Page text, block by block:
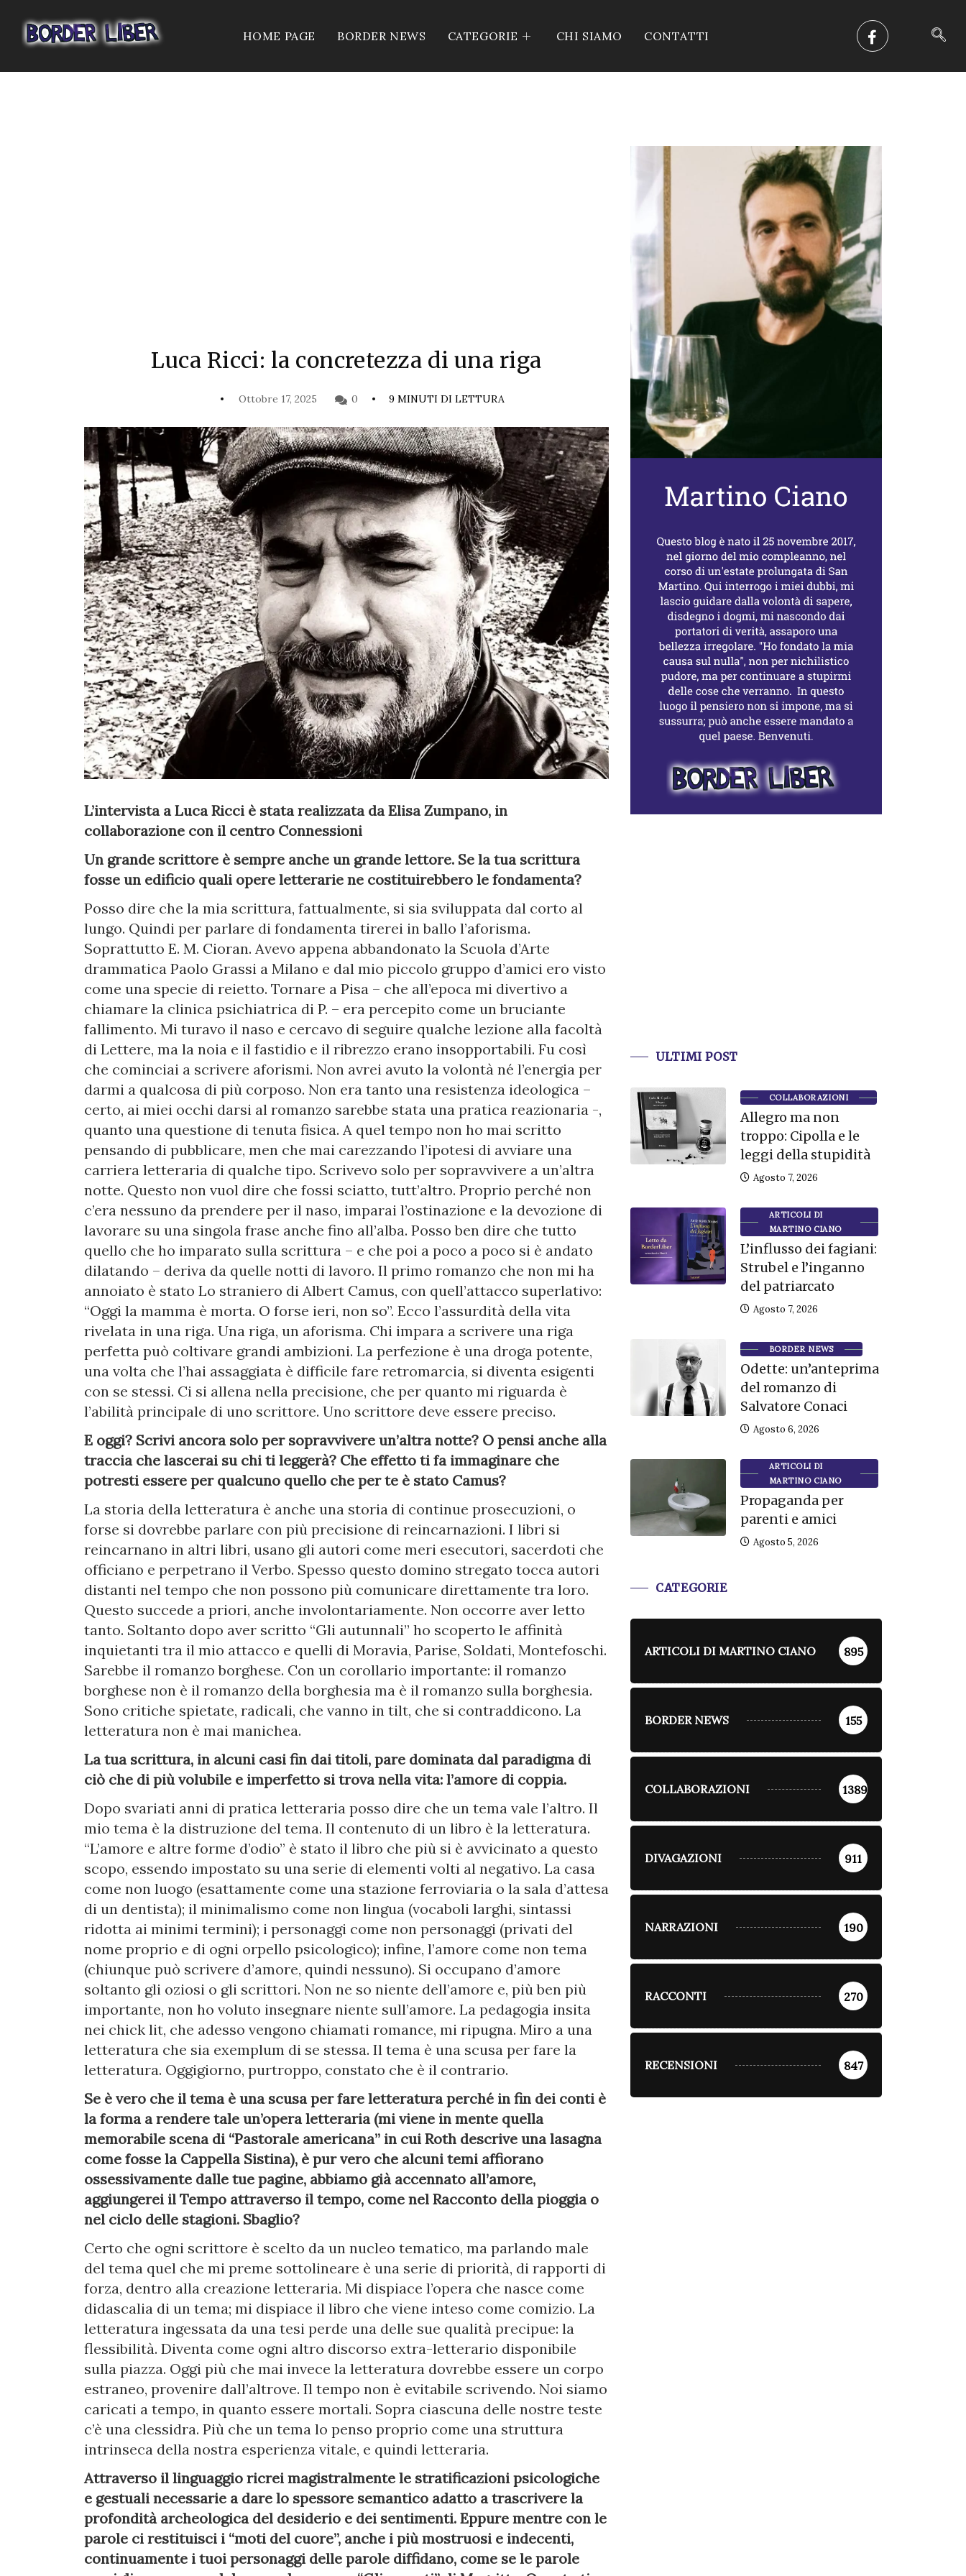
HOME PAGE BORDER NEWS CATEGORIE CHI SIAMO CONTATTI
Luca Ricci: la concretezza di una riga
Ottobre 17, 2025 0 9 MINUTI DI LETTURA
L’intervista a Luca Ricci è stata realizzata da Elisa Zumpano, in
collaborazione con il centro Connessioni
Un grande scrittore è sempre anche un grande lettore. Se la tua scrittura
fosse un edificio quali opere letterarie ne costituirebbero le fondamenta?
Posso dire che la mia scrittura, fattualmente, si sia sviluppata dal corto al
lungo. Quindi per parlare di fondamenta tirerei in ballo l’aforisma.
Soprattutto E. M. Cioran. Avevo appena abbandonato la Scuola d’Arte
drammatica Paolo Grassi a Milano e dal mio piccolo gruppo d’amici ero visto
come una specie di reietto. Tornare a Pisa – che all’epoca mi divertivo a
chiamare la clinica psichiatrica di P. – era percepito come un bruciante
fallimento. Mi turavo il naso e cercavo di seguire qualche lezione alla facoltà
di Lettere, ma la noia e il fastidio e il ribrezzo erano insopportabili. Fu così
che cominciai a scrivere aforismi. Non avrei avuto la volontà né l’energia per
darmi a qualcosa di più corposo. Non era tanto una resistenza ideologica –
certo, ai miei occhi darsi al romanzo sarebbe stata una pratica reazionaria -,
quanto una questione di tenuta fisica. A quel tempo non ho mai scritto
pensando di pubblicare, men che mai carezzando l’ipotesi di avviare una
carriera letteraria di qualche tipo. Scrivevo solo per sopravvivere a un’altra
notte. Questo non vuol dire che fossi sciatto, tutt’altro. Proprio perché non
c’era nessuno da prendere per il naso, imparai l’ostinazione e la devozione di
lavorare su una singola frase anche fino all’alba. Posso ben dire che tutto
quello che ho imparato sulla scrittura – e che poi a poco a poco si è andato
dilatando – deriva da quelle notti di lavoro. Il primo romanzo che non mi ha
annoiato è stato Lo straniero di Albert Camus, con quell’attacco superlativo:
“Oggi la mamma è morta. O forse ieri, non so”. Ecco l’assurdità della vita
rivelata in una riga. Una riga, un aforisma. Chi impara a scrivere una riga
perfetta può coltivare grandi ambizioni. La perfezione è una droga potente,
una volta che l’hai assaggiata è difficile fare retromarcia, si diventa esigenti
con se stessi. Ci si allena nella precisione, che per quanto mi riguarda è
l’abilità principale di uno scrittore. Uno scrittore deve essere preciso.
E oggi? Scrivi ancora solo per sopravvivere un’altra notte? O pensi anche alla
traccia che lascerai su chi ti leggerà? Che effetto ti fa immaginare che
potresti essere per qualcuno quello che per te è stato Camus?
La storia della letteratura è anche una storia di continue prosecuzioni, o
forse si dovrebbe parlare con più precisione di reincarnazioni. I libri si
reincarnano in altri libri, usano gli autori come meri esecutori, sacerdoti che
officiano e perpetrano il Verbo. Spesso questo domino stregato tocca autori
distanti nel tempo che non possono più comunicare direttamente tra loro.
Questo succede a priori, anche involontariamente. Non occorre aver letto
tanto. Soltanto dopo aver scritto “Gli autunnali” ho scoperto le affinità
inquietanti tra il mio attacco e quelli di Moravia, Parise, Soldati, Montefoschi.
Sarebbe il romanzo borghese. Con un corollario importante: il romanzo
borghese non è il romanzo della borghesia ma è il romanzo sulla borghesia.
Sono critiche spietate, radicali, che vanno in tilt, che si contraddicono. La
letteratura non è mai manichea.
La tua scrittura, in alcuni casi fin dai titoli, pare dominata dal paradigma di
ciò che di più volubile e imperfetto si trova nella vita: l’amore di coppia.
Dopo svariati anni di pratica letteraria posso dire che un tema vale l’altro. Il
mio tema è la distruzione del tema. Il contenuto di un libro è la letteratura.
“L’amore e altre forme d’odio” è stato il libro che più si è avvicinato a questo
scopo, essendo impostato su una serie di elementi volti al negativo. La casa
come non luogo (esattamente come una stazione ferroviaria o la sala d’attesa
di un dentista); il minimalismo come non lingua (vocaboli larghi, sintassi
ridotta ai minimi termini); i personaggi come non personaggi (privati del
nome proprio e di ogni orpello psicologico); infine, l’amore come non tema
(chiunque può scrivere d’amore, quindi nessuno). Si occupano d’amore
soltanto gli oziosi o gli scrittori. Non ne so niente dell’amore e, più ben più
importante, non ho voluto insegnare niente sull’amore. La pedagogia insita
nei chick lit, che adesso vengono chiamati romance, mi ripugna. Miro a una
letteratura che sia exemplum di se stessa. Il tema è una scusa per fare la
letteratura. Oggigiorno, purtroppo, constato che è il contrario.
Se è vero che il tema è una scusa per fare letteratura perché in fin dei conti è
la forma a rendere tale un’opera letteraria (mi viene in mente quella
memorabile scena di “Pastorale americana” in cui Roth descrive una lasagna
come fosse la Cappella Sistina), è pur vero che alcuni temi affiorano
ossessivamente dalle tue pagine, abbiamo già accennato all’amore,
aggiungerei il Tempo attraverso il tempo, come nel Racconto della pioggia o
nel ciclo delle stagioni. Sbaglio?
Certo che ogni scrittore è scelto da un nucleo tematico, ma parlando male
del tema quel che mi preme sottolineare è una serie di priorità, di rapporti di
forza, dentro alla creazione letteraria. Mi dispiace l’opera che nasce come
didascalia di un tema; mi dispiace il libro che viene inteso come comizio. La
letteratura ingessata da una tesi perde una delle sue qualità precipue: la
flessibilità. Diventa come ogni altro discorso extra-letterario disponibile
sulla piazza. Oggi più che mai invece la letteratura dovrebbe essere un corpo
estraneo, provenire dall’altrove. Il tempo non è evitabile scrivendo. Noi siamo
caricati a tempo, in quanto essere mortali. Sopra ciascuna delle nostre teste
c’è una clessidra. Più che un tema lo penso proprio come una struttura
intrinseca della nostra esperienza vitale, e quindi letteraria.
Attraverso il linguaggio ricrei magistralmente le stratificazioni psicologiche
e gestuali necessarie a dare lo spessore semantico adatto a trascrivere la
profondità archeologica del desiderio e dei sentimenti. Eppure mentre con le
parole ci restituisci i “moti del cuore”, anche i più mostruosi e indecenti,
continuamente i tuoi personaggi delle parole diffidano, come se le parole
ULTIMI POST
COLLABORAZIONI
Allegro ma non
troppo: Cipolla e le
leggi della stupidità
Agosto 7, 2026
ARTICOLI DI
MARTINO CIANO
L’influsso dei fagiani:
Strubel e l’inganno
del patriarcato
Agosto 7, 2026
BORDER NEWS
Odette: un’anteprima
del romanzo di
Salvatore Conaci
Agosto 6, 2026
ARTICOLI DI
MARTINO CIANO
Propaganda per
parenti e amici
Agosto 5, 2026
CATEGORIE
ARTICOLI DI MARTINO CIANO 895
BORDER NEWS 155
COLLABORAZIONI 1389
DIVAGAZIONI 911
NARRAZIONI 190
RACCONTI 270
RECENSIONI 847